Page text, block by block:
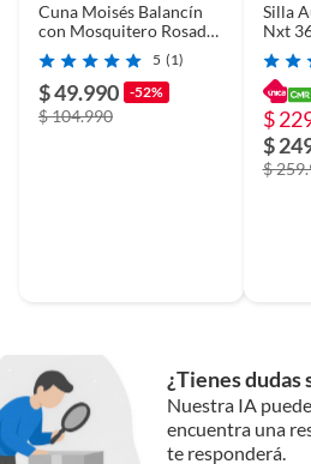
Cuna Moisés Balancín
con Mosquitero Rosada
Bebesit
5 (1)
$ 49.990 -52%
$ 104.990
Silla
Nxt
1st
$
$
$
¿Tienes
Nuestra IA
encuentra una
te responderá.